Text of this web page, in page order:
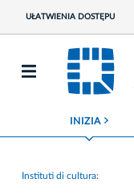
UŁATWIENIA DOSTĘPU
INIZIA ROZWIŃ MENU
Instituti di cultura: